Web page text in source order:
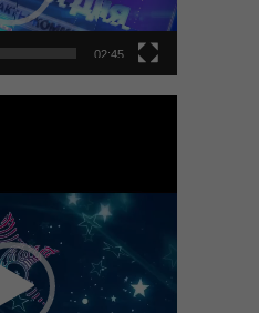
декоративно-прикладного
«Байкальская звезда — 2019»
обращений
база по работе с
02:45